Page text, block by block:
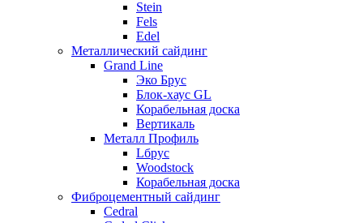
Stein
Fels
Edel
Металлический сайдинг
Grand Line
Эко Брус
Блок-хаус GL
Корабельная доска
Вертикаль
Металл Профиль
Lбрус
Woodstock
Корабельная доска
Фиброцементный сайдинг
Cedral